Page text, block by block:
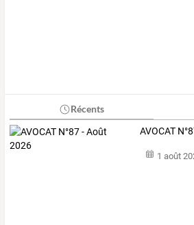
Récents
AVOCAT
1 août